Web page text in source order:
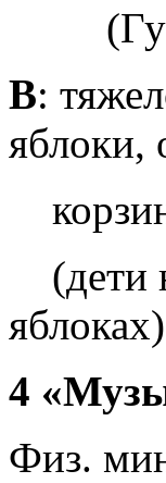
В:
яблоки,
(дети
яблоках)
4
Физ.